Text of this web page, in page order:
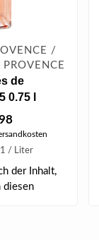
/
PROVENCE
de
0.75 l
/ Liter
der Inhalt,
diesen